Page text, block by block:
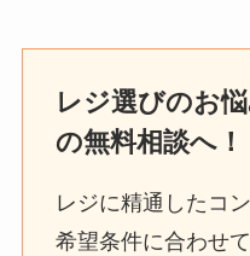
レジ選びのお
の無料相談へ！
レジに精通したコ
希望条件に合わせ